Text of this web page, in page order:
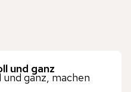
und ganz
ganz, machen